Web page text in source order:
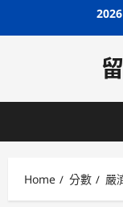
Home 分數 嚴